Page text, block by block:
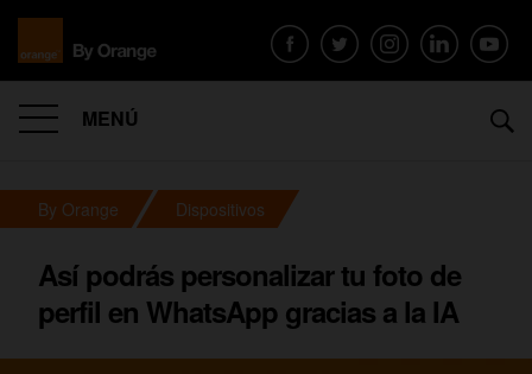
MENÚ
By Orange Dispositivos
Así podrás personalizar tu foto de
perfil en WhatsApp gracias a la IA